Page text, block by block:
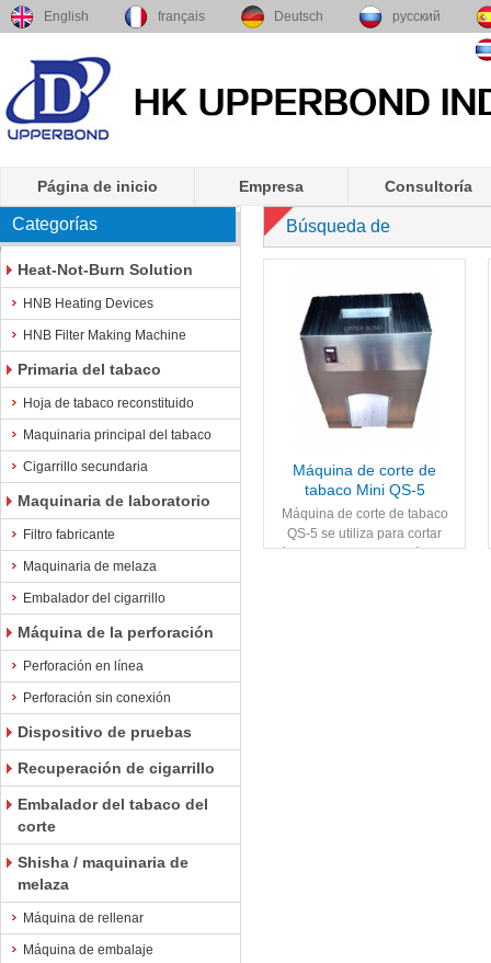
English français Deutsch русский
Página de inicio Empresa Consultoría
Categorías
Heat-Not-Burn Solution
HNB Heating Devices
HNB Filter Making Machine
Primaria del tabaco
Hoja de tabaco reconstituido
Maquinaria principal del tabaco
Cigarrillo secundaria
Maquinaria de laboratorio
Filtro fabricante
Maquinaria de melaza
Embalador del cigarrillo
Máquina de la perforación
Perforación en línea
Perforación sin conexión
Dispositivo de pruebas
Recuperación de cigarrillo
Embalador del tabaco del
corte
Shisha / maquinaria de
melaza
Máquina de rellenar
Máquina de embalaje
Búsqueda de
Máquina de corte de
tabaco Mini QS-5
Máquina de corte de tabaco
QS-5 se utiliza para cortar
lámina de tabaco y el vástago